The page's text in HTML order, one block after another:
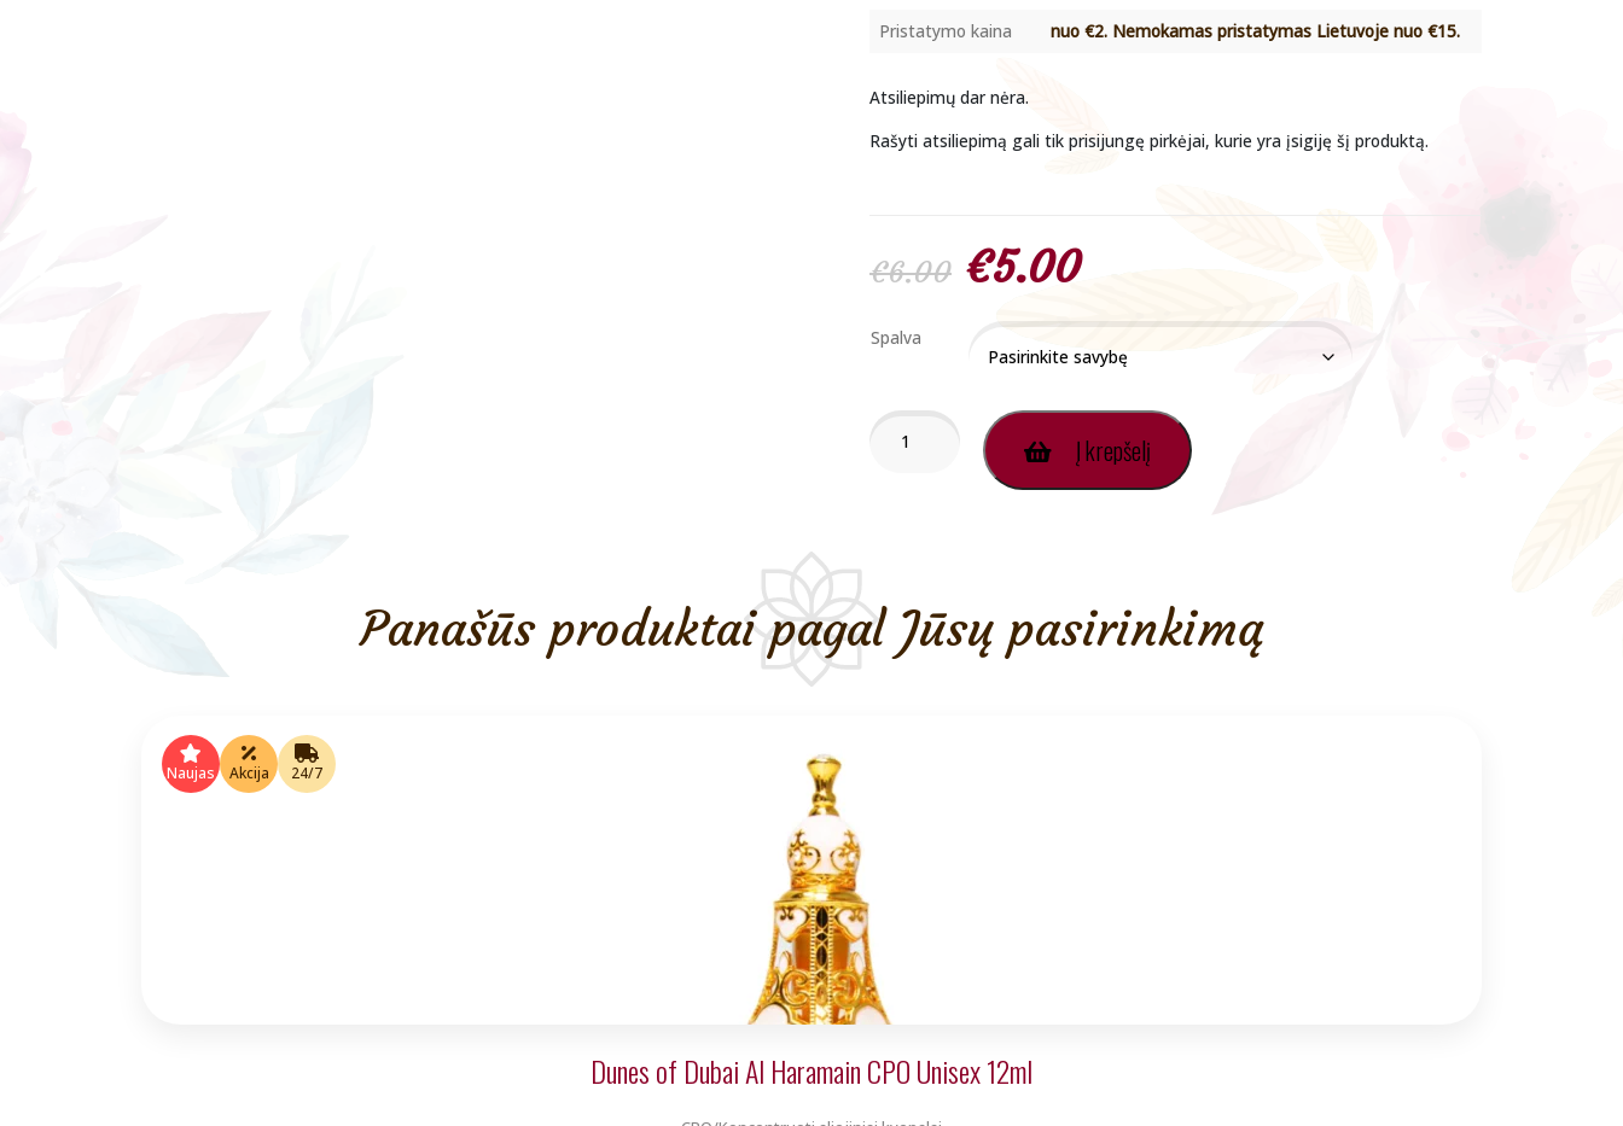
Pristatymo kaina
nuo €2. Nemokamas pristatymas Lietuvoje nuo €15.
Atsiliepimų dar nėra.
Rašyti atsiliepimą gali tik prisijungę pirkėjai, kurie yra įsigiję šį produktą.
€6.00 Original
price
was:
€6.00.
€5.00Current
price
is:
€5.00.
Spalva
produkto
kiekis:
Į krepšelį
Panašūs produktai pagal Jūsų pasirinkimą
Naujas Akcija 24/7
Dunes of Dubai Al Haramain CPO Unisex 12ml